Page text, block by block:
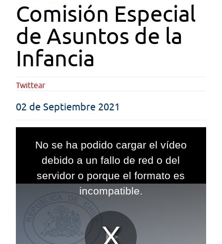
Comisión Especial
de Asuntos de la
Infancia
Twittear
02 de Septiembre 2021
window.
No se ha podido cargar el vídeo
debido a un fallo de red o del
servidor o porque el formato es
incompatible.